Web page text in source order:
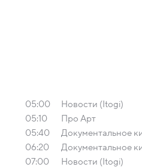
05:00
Новости (Itogi)
05:10
Про Арт
05:40
Документальное
06:20
Документальное
07:00
Новости (Itogi)